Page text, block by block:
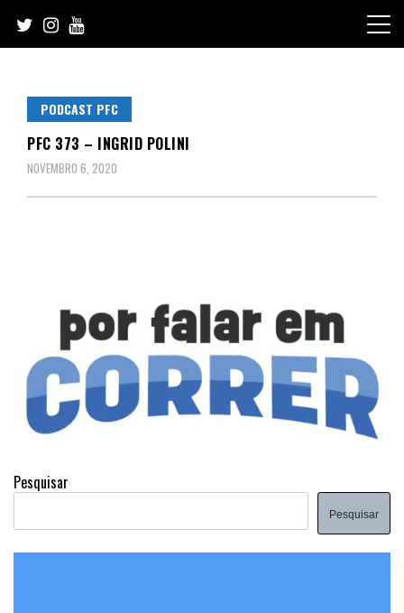
content
PODCAST PFC
PFC 373 – INGRID POLINI
NOVEMBRO 6, 2020
Pesquisar
Pesquisar